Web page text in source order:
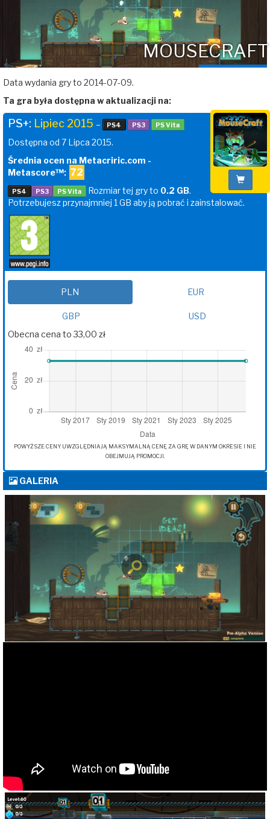
MOUSECRAFT
Data wydania gry to 2014-07-09.
Ta gra była dostępna w aktualizacji na:
PS+: Lipiec 2015 – PS4 PS3 PS Vita
Dostępna od 7 Lipca 2015.
Średnia ocen na Metacriric.com -
Metascore™: 72
PS4 PS3 PS Vita Rozmiar tej gry to 0.2 GB.
Potrzebujesz przynajmniej 1 GB aby ją pobrać i zainstalować.
PLN EUR
GBP
USD
Obecna cena to 33,00 zł
POWYŻSZE CENY UWZGLĘDNIAJĄ MAKSYMALNĄ CENĘ ZA GRĘ W DANYM OKRESIE I NIE
OBEJMUJĄ PROMOCJI.
GALERIA